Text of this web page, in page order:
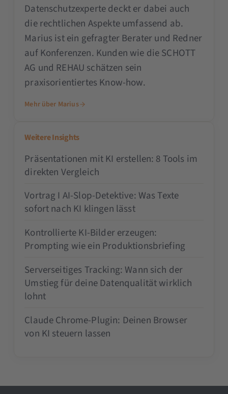
Datenschutzexperte deckt er dabei auch
die rechtlichen Aspekte umfassend ab.
Marius ist ein gefragter Berater und Redner
auf Konferenzen. Kunden wie die SCHOTT
AG und REHAU schätzen sein
praxisorientiertes Know-how.
Mehr über Marius
Weitere Insights
Präsentationen mit KI erstellen: 8 Tools im
direkten Vergleich
Vortrag I AI-Slop-Detektive: Was Texte
sofort nach KI klingen lässt
Kontrollierte KI-Bilder erzeugen:
Prompting wie ein Produktionsbriefing
Serverseitiges Tracking: Wann sich der
Umstieg für deine Datenqualität wirklich
lohnt
Claude Chrome-Plugin: Deinen Browser
von KI steuern lassen